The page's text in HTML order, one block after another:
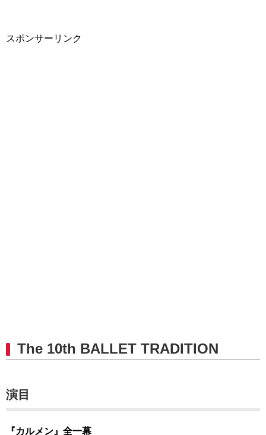
スポンサーリンク
The 10th BALLET TRADITION
演目
『カルメン』全一幕